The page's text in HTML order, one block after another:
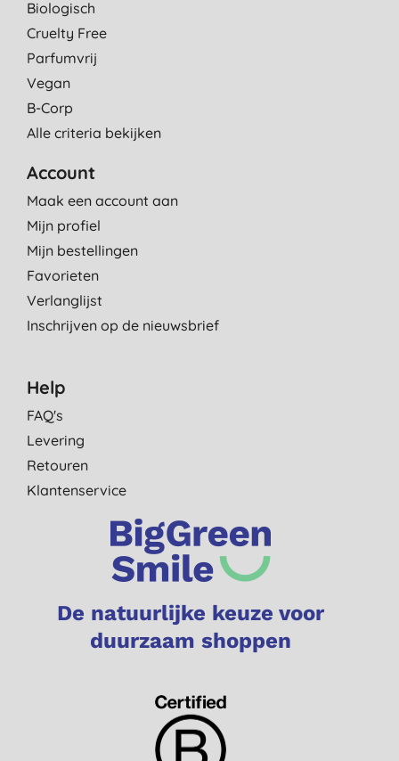
Biologisch
Cruelty Free
Parfumvrij
Vegan
B-Corp
Alle criteria bekijken
Account
Maak een account aan
Mijn profiel
Mijn bestellingen
Favorieten
Verlanglijst
Inschrijven op de nieuwsbrief
Help
FAQ's
Levering
Retouren
Klantenservice
De natuurlijke keuze voor
duurzaam shoppen